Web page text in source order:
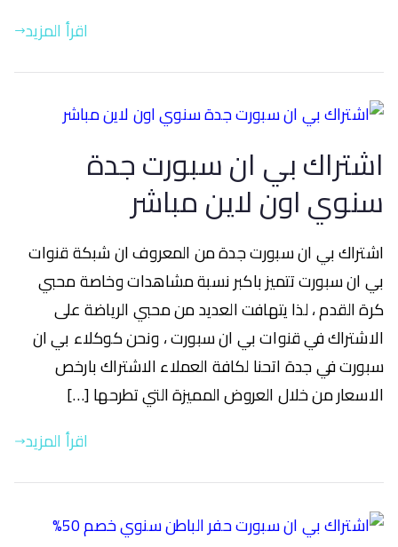
اقرأ المزيد
اشتراك بي ان سبورت جدة
سنوي اون لاين مباشر
اشتراك بي ان سبورت جدة من المعروف ان شبكة قنوات
بي ان سبورت تتميز باكبر نسبة مشاهدات وخاصة محبي
كرة القدم ، لذا يتهافت العديد من محبي الرياضة على
الاشتراك في قنوات بي ان سبورت ، ونحن كوكلاء بي ان
سبورت في جدة اتحنا لكافة العملاء الاشتراك بارخص
الاسعار من خلال العروض المميزة التي تطرحها […]
اقرأ المزيد